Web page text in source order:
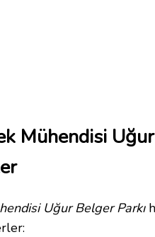
Mühendisi
Uğur Belger Parkı